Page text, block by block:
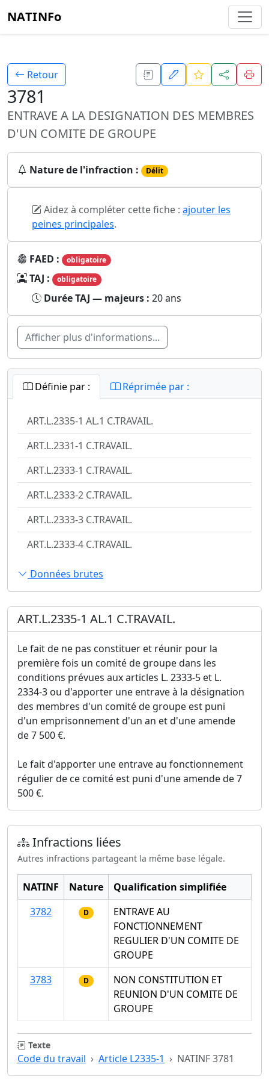
NATINFo
Retour
3781
ENTRAVE A LA DESIGNATION DES MEMBRES
D'UN COMITE DE GROUPE
Nature de l'infraction : Délit
Aidez à compléter cette fiche : ajouter les
peines principales.
FAED : obligatoire
TAJ : obligatoire
Durée TAJ — majeurs : 20 ans
Afficher plus d'informations...
Définie par : Réprimée par :
ART.L.2335-1 AL.1 C.TRAVAIL.
ART.L.2331-1 C.TRAVAIL.
ART.L.2333-1 C.TRAVAIL.
ART.L.2333-2 C.TRAVAIL.
ART.L.2333-3 C.TRAVAIL.
ART.L.2333-4 C.TRAVAIL.
Données brutes
ART.L.2335-1 AL.1 C.TRAVAIL.
Le fait de ne pas constituer et réunir pour la
première fois un comité de groupe dans les
conditions prévues aux articles L. 2333-5 et L.
2334-3 ou d'apporter une entrave à la désignation
des membres d'un comité de groupe est puni
d'un emprisonnement d'un an et d'une amende
de 7 500 €.
Le fait d'apporter une entrave au fonctionnement
régulier de ce comité est puni d'une amende de 7
500 €.
Infractions liées
Autres infractions partageant la même base légale.
NATINF Nature
Qualification simplifiée
3782
D
ENTRAVE AU
FONCTIONNEMENT
REGULIER D'UN COMITE DE
GROUPE
3783
D
NON CONSTITUTION ET
REUNION D'UN COMITE DE
GROUPE
Texte
Code du travail Article L2335-1 NATINF 3781